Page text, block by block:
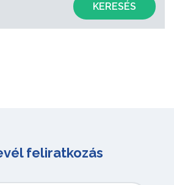
KERESÉS
feliratkozás